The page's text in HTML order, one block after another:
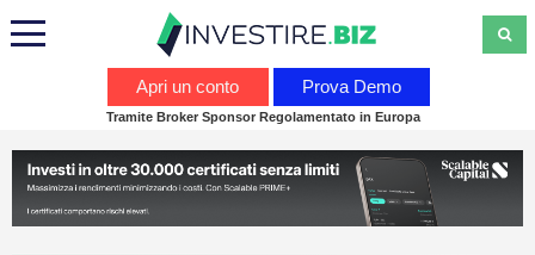
Calendario economico
Webinar
Apri un conto Prova Demo
Tramite Broker Sponsor Regolamentato in Europa